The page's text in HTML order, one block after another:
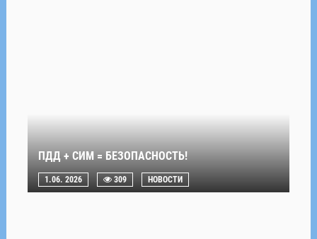
ПДД + СИМ = БЕЗОПАСНОСТЬ!
1.06. 2026 309 НОВОСТИ